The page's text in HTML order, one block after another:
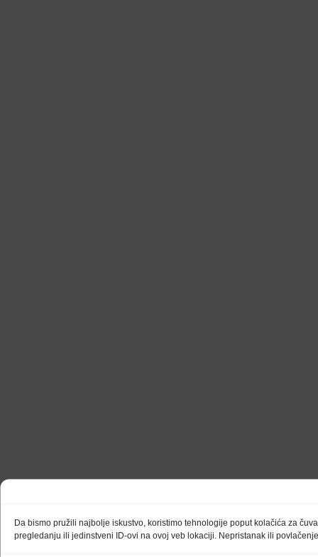
Da bismo pružili najbolje iskustvo, koristimo tehnologije poput kolačića za
pregledanju ili jedinstveni ID-ovi na ovoj veb lokaciji. Nepristanak ili